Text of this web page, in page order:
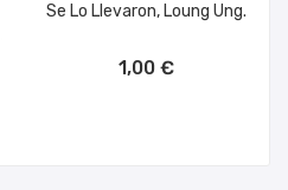
Se Lo Llevaron, Loung Ung.
1,00 €